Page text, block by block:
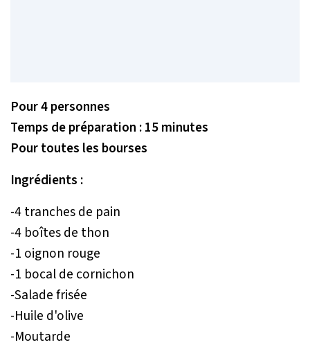
Pour 4 personnes
Temps de préparation : 15 minutes
Pour toutes les bourses
Ingrédients :
-4 tranches de pain
-4 boîtes de thon
-1 oignon rouge
-1 bocal de cornichon
-Salade frisée
-Huile d'olive
-Moutarde